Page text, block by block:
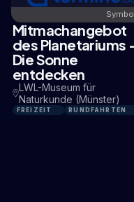
2,8 KM
Mitmachangebot
des Planetariums
Die Sonne
entdecken
LWL-Museum für
Naturkunde (Münster)
FREIZEIT RUNDFAHRTEN